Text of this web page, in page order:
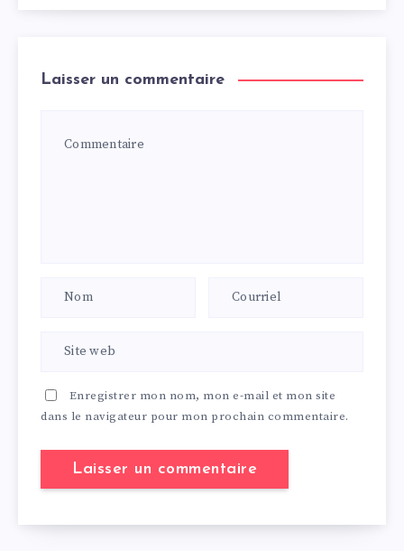
Laisser un commentaire
Enregistrer mon nom, mon e-mail et mon site
dans le navigateur pour mon prochain commentaire.